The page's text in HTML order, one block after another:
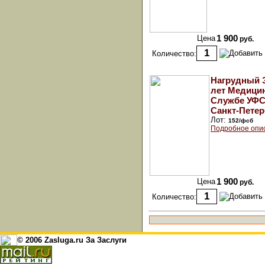
Цена 1 900 руб.
Количество:
Нагрудный
лет
Службе
Санкт-
Лот: 152/фсб
Подробное
Цена 1 900 руб.
Количество:
© 2006 Zasluga.ru За Заслуги